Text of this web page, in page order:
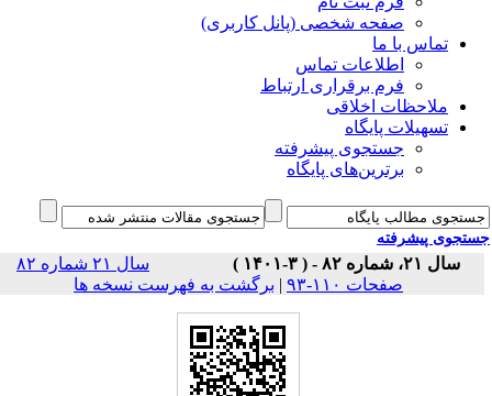
صفحه شخصی (پانل کاربری)
تماس با ما
اطلاعات تماس
فرم برقراری ارتباط
ملاحظات اخلاقی
تسهیلات پایگاه
جستجوی پیشرفته
برترین‌های پایگاه
پیشرفته
سال ۲۱، شماره ۸۲ - ( ۳-۱۴۰۱ )
سال ۲۱ شماره ۸۲
صفحات ۱۱۰-۹۳
|برگشت به فهرست نسخه ها